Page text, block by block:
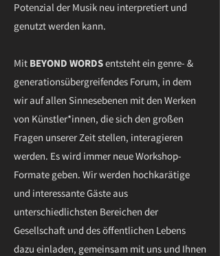
Potenzial der Musik neu interpretiert und
genutzt werden kann.
Mit BEYOND WORDSentsteht ein genre- &
generationsübergreifendes Forum, in dem
wir auf allen Sinnesebenen mit den Werken
von Künstler*innen, die sich den großen
Fragen unserer Zeit stellen, interagieren
werden. Es wird immer neue Workshop-
Formate geben. Wir werden hochkarätige
und interessante Gäste aus
unterschiedlichsten Bereichen der
Gesellschaft und des öffentlichen Lebens
dazu einladen, gemeinsam mit uns und Ihnen